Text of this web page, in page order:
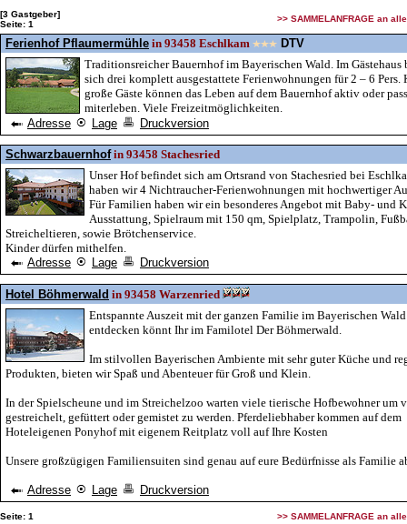
[3 Gastgeber]
Seite: 1
>> SAMMELANFRAGE an
Ferienhof Pflaumermühle in 93458 Eschlkam
DTV
Traditionsreicher Bauernhof im Bayerischen Wald. Im Gästehaus
sich drei komplett ausgestattete Ferienwohnungen für 2 – 6 Pers.
große Gäste können das Leben auf dem Bauernhof aktiv oder
miterleben. Viele Freizeitmöglichkeiten.
Adresse
Lage Druckversion
Schwarzbauernhofin 93458 Stachesried
Unser Hof befindet sich am Ortsrand von Stachesried bei
haben wir 4 Nichtraucher-Ferienwohnungen mit hochwertiger
Für Familien haben wir ein besonderes Angebot mit Baby- und
Ausstattung, Spielraum mit 150 qm, Spielplatz, Trampolin,
Streicheltieren, sowie Brötchenservice.
Kinder dürfen mithelfen.
Adresse
Lage Druckversion
Hotel Böhmerwald in 93458 Warzenried
Entspannte Auszeit mit der ganzen Familie im Bayerischen
entdecken könnt Ihr im Familotel Der Böhmerwald.
Im stilvollen Bayerischen Ambiente mit sehr guter Küche und
Produkten, bieten wir Spaß und Abenteuer für Groß und Klein.
In der Spielscheune und im Streichelzoo warten viele tierische Hofbewohner um
gestreichelt, gefüttert oder gemistet zu werden. Pferdeliebhaber kommen auf dem
Hoteleigenen Ponyhof mit eigenem Reitplatz voll auf Ihre Kosten
Unsere großzügigen Familiensuiten sind genau auf eure Bedürfnisse als Familie
Adresse Lage Druckversion
Seite: 1 >> SAMMELANFRAGE an